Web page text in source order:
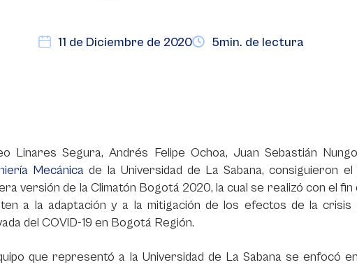
11 de Diciembre de 2020 5min. de lectura
Linares Segura, Andrés Felipe Ochoa, Juan Sebastián
Mecánica de la Universidad de La Sabana, consiguieron
versión de la Climatón Bogotá 2020, la cual se realizó con el
a la adaptación y a la mitigación de los efectos de la crisis
del COVID-19 en Bogotá Región.
que representó a la Universidad de La Sabana se enfocó